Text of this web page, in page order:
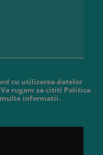
cu utilizarea datelor
rugam sa cititi Politica
informatii.